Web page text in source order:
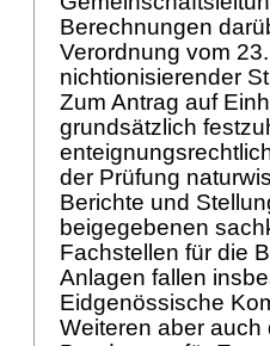
Berechnungen
Verordnung vom
nichtionisierender
Zum Antrag auf
grundsätzlich
der Prüfung
Berichte und
beigegebenen
Fachstellen für die
Anlagen fallen
Eidgenössische
Weiteren aber auch